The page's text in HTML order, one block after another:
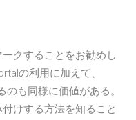
クすることをお勧めし
の利用に加えて、
も同様に価値がある。
けする方法を知ること